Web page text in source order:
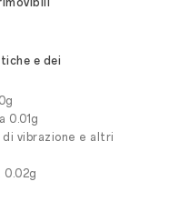
e dei
0.01g
vibrazione e altri